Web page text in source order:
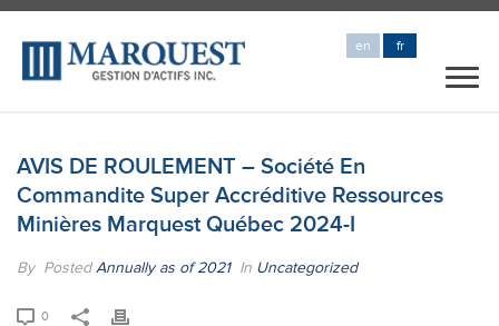
en fr
AVIS DE ROULEMENT – Société En
Commandite Super Accréditive Ressources
Minières Marquest Québec 2024-I
By PostedAnnually as of 2021 In Uncategorized
0